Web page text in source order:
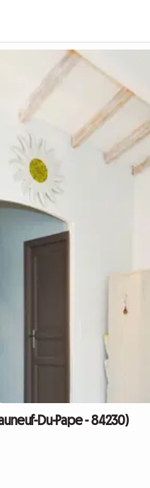
Du-Pape - 84230)